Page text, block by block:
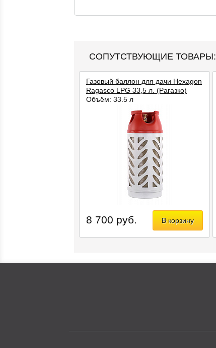
СОПУТСТВУЮЩИЕ ТОВАРЫ:
Газовый баллон для дачи Hexagon
Ragasco LPG 33,5 л. (Рагазко)
Объём: 33,5 л
В корзину
8 700 руб.